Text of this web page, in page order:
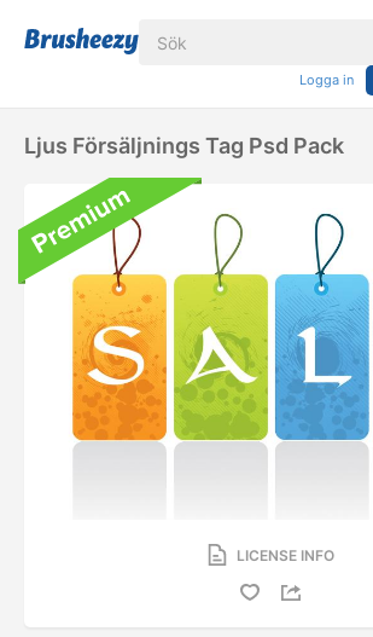
Logga in
Ljus Försäljnings Tag Psd Pack
LICENSE INFO